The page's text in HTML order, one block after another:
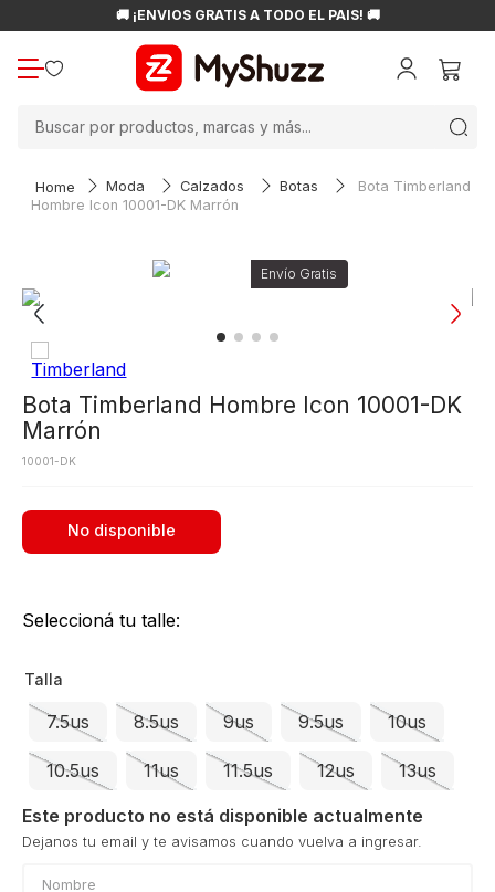
🚚 ¡ENVÍOS GRATIS A TODO EL PAÍS! 🚚
Moda Calzados Botas
Bota Timberland
Hombre Icon 10001-DK Marrón
Bota Timberland Hombre Icon 10001-DK
Marrón
10001-DK
No disponible
Seleccioná tu talle:
Talla
7.5us 8.5us 9us 9.5us 10us
10.5us 11us 11.5us 12us 13us
Este producto no está disponible actualmente